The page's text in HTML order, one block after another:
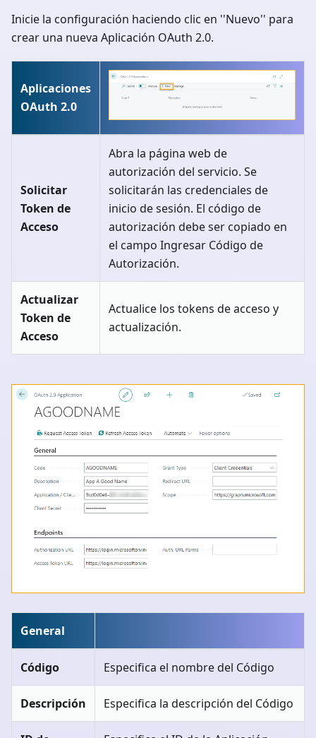
Inicie la configuración haciendo clic en ''Nuevo'' para
crear una nueva Aplicación OAuth 2.0.
Aplicaciones
OAuth 2.0
Solicitar
Token de
Acceso
Abra la página web de
autorización del servicio. Se
solicitarán las credenciales de
inicio de sesión. El código de
autorización debe ser copiado en
el campo Ingresar Código de
Autorización.
Actualizar
Token de
Acceso
Actualice los tokens de acceso y
actualización.
General
Código Especifica el nombre del Código
Descripción Especifica la descripción del Código